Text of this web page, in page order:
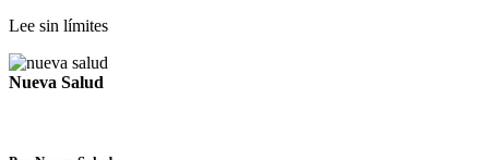
Lee sin límites
Nueva Salud